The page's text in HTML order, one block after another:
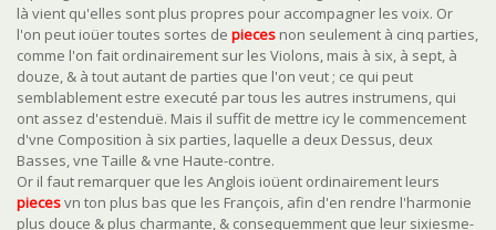
là vient qu'elles sont plus propres pour accompagner les voix. Or
l'on peut ioüer toutes sortes de pieces non seulement à cinq parties,
comme l'on fait ordinairement sur les Violons, mais à six, à sept, à
douze, & à tout autant de parties que l'on veut ; ce qui peut
semblablement estre executé par tous les autres instrumens, qui
ont assez d'estenduë. Mais il suffit de mettre icy le commencement
d'vne Composition à six parties, laquelle a deux Dessus, deux
Basses, vne Taille & vne Haute-contre.
Or il faut remarquer que les Anglois ioüent ordinairement leurs
piecesvn ton plus bas que les François, afin d'en rendre l'harmonie
plus douce & plus charmante, & consequemment que leur sixiesme-